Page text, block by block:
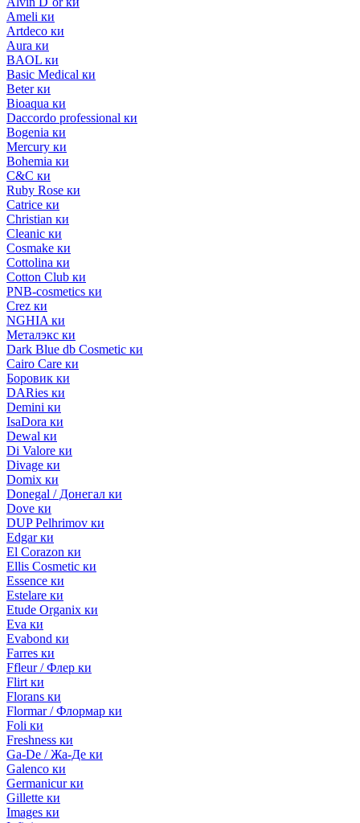
Ameli ки
Artdeco ки
Aura ки
BAOL ки
Basic Medical ки
Beter ки
Bioaqua ки
Daccordo professional ки
Bogenia ки
Mercury ки
Bohemia ки
C&C ки
Ruby Rose ки
Catrice ки
Christian ки
Cleanic ки
Cosmake ки
Cottolina ки
Cotton Club ки
PNB-cosmetics ки
Crez ки
NGHIA ки
Металэкс ки
Dark Blue db Cosmetic ки
Cairo Care ки
Боровик ки
DARies ки
Demini ки
IsaDora ки
Dewal ки
Di Valore ки
Divage ки
Domix ки
Donegal / Донегал ки
Dove ки
DUP Pelhrimov ки
Edgar ки
El Corazon ки
Ellis Cosmetic ки
Essence ки
Estelare ки
Etude Organix ки
Eva ки
Evabond ки
Farres ки
Ffleur / Флер ки
Flirt ки
Florans ки
Flormar / Флормар ки
Foli ки
Freshness ки
Ga-De / Жа-Де ки
Galenco ки
Germanicur ки
Gillette ки
Images ки